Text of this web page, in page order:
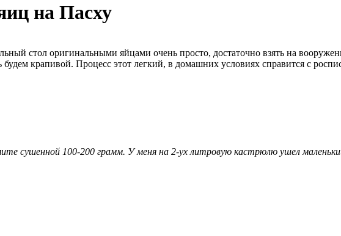
на Пасху
стол оригинальными яйцами очень просто, достаточно взять на
крапивой. Процесс этот легкий, в домашних условиях справится с
сушенной 100-200 грамм. У меня на 2-ух литровую кастрюлю ушел